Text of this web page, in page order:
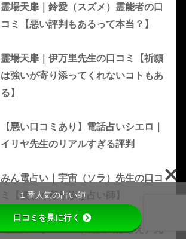
霊場天扉｜鈴愛（スズメ）霊能者の口
コミ【悪い評判もあるって本当？】
霊場天扉｜伊万里先生の口コミ【祈願
は強いが寄り添ってくれないコトもあ
る】
【悪い口コミあり】電話占いシエロ｜
イリヤ先生のリアルすぎる評判
みん電占い｜宇宙（ソラ）先生の口コ
ミ【優しく寄り添う占い師】
電話占いヴェルニ｜花英（はなえ）先
１番人気の占い師
口コミを見に行く